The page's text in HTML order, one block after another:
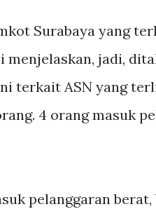
Surabaya yang
jadi,
terkait ASN yang
4 orang masuk
pelanggaran